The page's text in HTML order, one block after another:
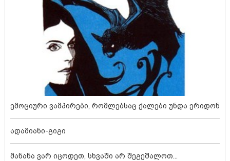
ემოციური ვამპირები, რომლებსაც ქალები უნდა ერიდონ
ადამიანი-გიგი
მანანა ვარ იცოდეთ, სხვაში არ შეგეშალოთ...